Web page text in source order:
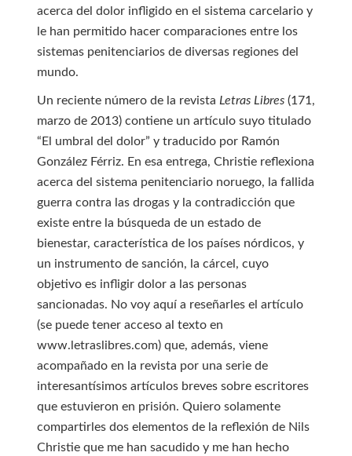
acerca del dolor infligido en el sistema carcelario y
le han permitido hacer comparaciones entre los
sistemas penitenciarios de diversas regiones del
mundo.
Un reciente número de la revista Letras Libres(171,
marzo de 2013) contiene un artículo suyo titulado
“El umbral del dolor” y traducido por Ramón
González Férriz. En esa entrega, Christie reflexiona
acerca del sistema penitenciario noruego, la fallida
guerra contra las drogas y la contradicción que
existe entre la búsqueda de un estado de
bienestar, característica de los países nórdicos, y
un instrumento de sanción, la cárcel, cuyo
objetivo es infligir dolor a las personas
sancionadas. No voy aquí a reseñarles el artículo
(se puede tener acceso al texto en
www.letraslibres.com) que, además, viene
acompañado en la revista por una serie de
interesantísimos artículos breves sobre escritores
que estuvieron en prisión. Quiero solamente
compartirles dos elementos de la reflexión de Nils
Christie que me han sacudido y me han hecho